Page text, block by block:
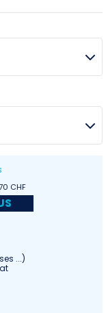
CHF
...)